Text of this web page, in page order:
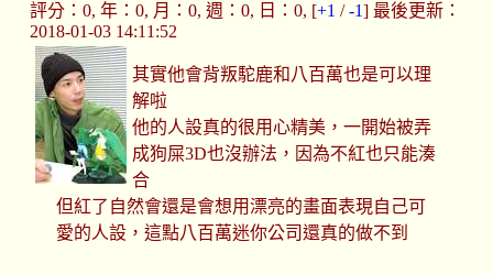
評分：0, 年：0, 月：0, 週：0, 日：0, [+1 /-1] 最後更新：
2018-01-03 14:11:52
其實他會背叛駝鹿和八百萬也是可以理
解啦
他的人設真的很用心精美，一開始被弄
成狗屎3D也沒辦法，因為不紅也只能湊
合
但紅了自然會還是會想用漂亮的畫面表現自己可
愛的人設，這點八百萬迷你公司還真的做不到